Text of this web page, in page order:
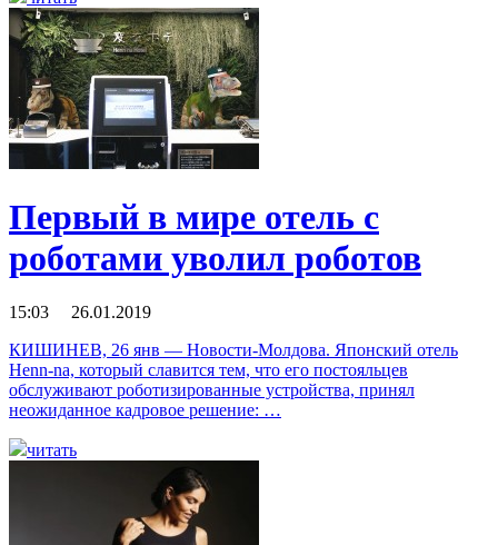
Первый в мире отель с
роботами уволил роботов
15:03 26.01.2019
КИШИНЕВ, 26 янв — Новости-Молдова. Японский отель
Henn-na, который славится тем, что его постояльцев
обслуживают роботизированные устройства, принял
неожиданное кадровое решение: …
читать